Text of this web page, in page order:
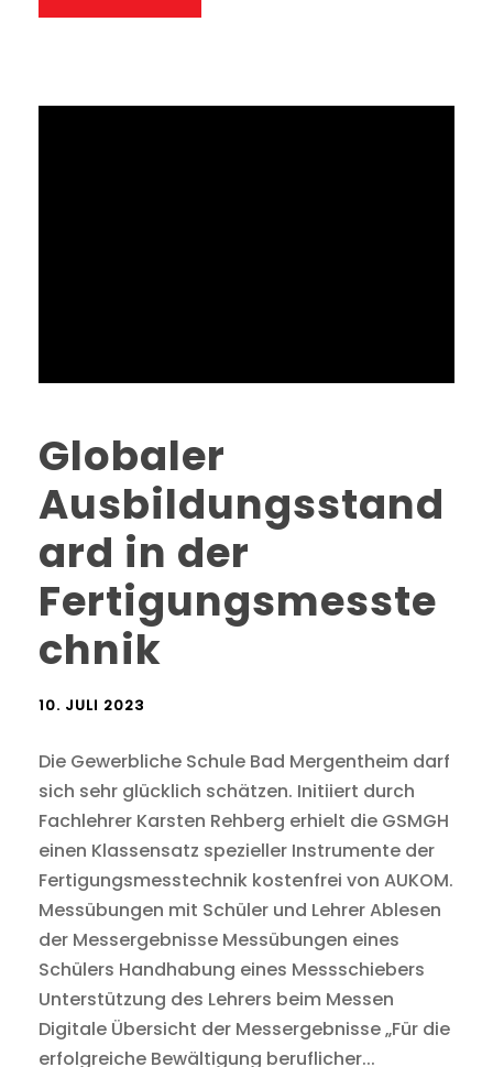
Globaler
Ausbildungsstand
ard in der
Fertigungsmesste
chnik
10. JULI 2023
Die Gewerbliche Schule Bad Mergentheim darf
sich sehr glücklich schätzen. Initiiert durch
Fachlehrer Karsten Rehberg erhielt die GSMGH
einen Klassensatz spezieller Instrumente der
Fertigungsmesstechnik kostenfrei von AUKOM.
Messübungen mit Schüler und Lehrer Ablesen
der Messergebnisse Messübungen eines
Schülers Handhabung eines Messschiebers
Unterstützung des Lehrers beim Messen
Digitale Übersicht der Messergebnisse „Für die
erfolgreiche Bewältigung beruflicher...